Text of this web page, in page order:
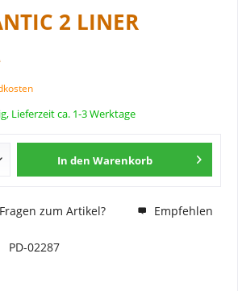
2 LINER
Lieferzeit ca. 1-3 Werktage
In den Warenkorb
Fragen zum Artikel? Empfehlen
PD-02287